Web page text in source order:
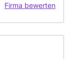
Firma bewerten